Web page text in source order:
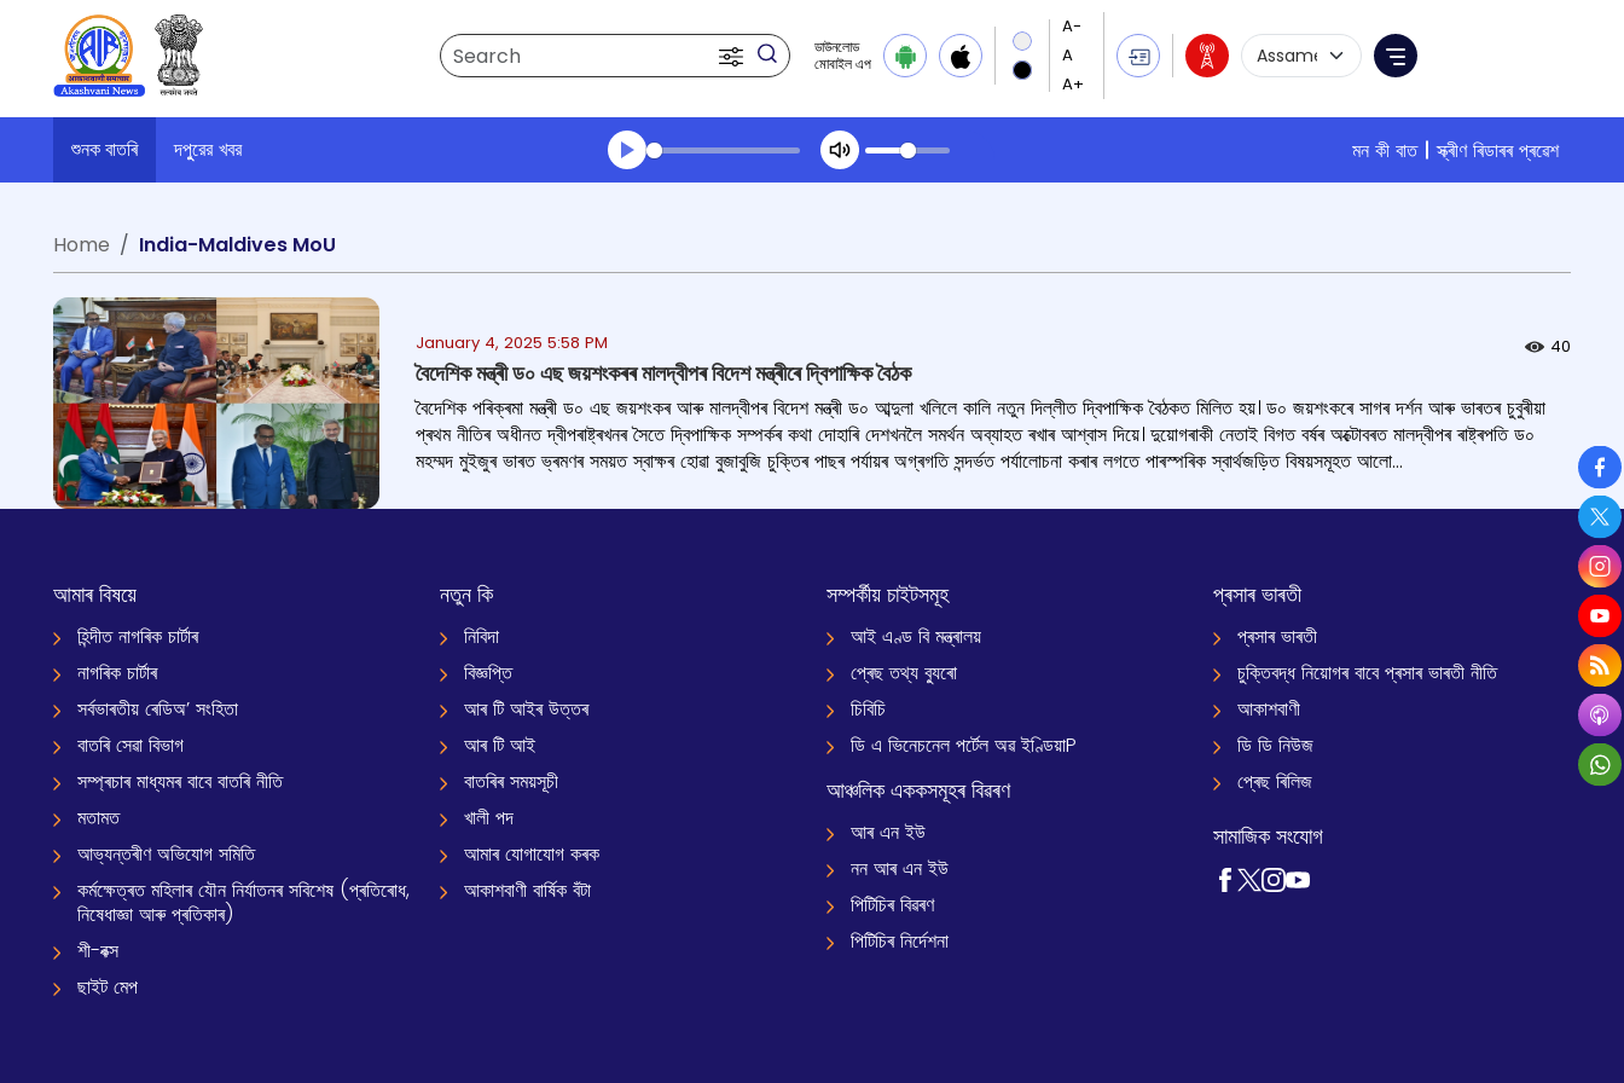
Search
ডাউনলোড
মোবাইল এপ
Language Selection
Menu
শুনক বাতৰি দপুুরের খবর মন কী বাত
স্ক্ৰীণ ৰিডাৰৰ প্ৰৱেশ
Transcript summary
Home
India-Maldives MoU
January 4, 2025 5:58 PM 40
বৈদেশিক মন্ত্ৰী ড০ এছ জয়শংকৰৰ মালদ্বীপৰ বিদেশ মন্ত্ৰীৰে দ্বিপাক্ষিক বৈঠক
বৈদেশিক পৰিক্ৰমা মন্ত্ৰী ড০ এছ জয়শংকৰ আৰু মালদ্বীপৰ বিদেশ মন্ত্ৰী ড০ আব্দুলা খলিলে কালি নতুন দিল্লীত দ্বিপাক্ষিক বৈঠকত মিলিত হয়। ড০ জয়শংকৰে সাগৰ দৰ্শন আৰু ভাৰতৰ চুবুৰীয়া
প্ৰথম নীতিৰ অধীনত দ্বীপৰাষ্ট্ৰখনৰ সৈতে দ্বিপাক্ষিক সম্পৰ্কৰ কথা দোহাৰি দেশখনলৈ সমৰ্থন অব্যাহত ৰখাৰ আশ্বাস দিয়ে। দুয়োগৰাকী নেতাই বিগত বৰ্ষৰ অক্টোবৰত মালদ্বীপৰ ৰাষ্ট্ৰপতি ড০
মহম্মদ মুইজুৰ ভাৰত ভ্ৰমণৰ সময়ত স্বাক্ষৰ হোৱা বুজাবুজি চুক্তিৰ পাছৰ পৰ্যায়ৰ অগ্ৰগতি সন্দৰ্ভত পর্যালোচনা কৰাৰ লগতে পাৰস্পৰিক স্বার্থজড়িত বিষয়সমূহত আলো...
আমাৰ বিষয়ে
হিন্দীত নাগৰিক চাৰ্টাৰ
নাগৰিক চাৰ্টাৰ
সৰ্বভাৰতীয় ৰেডিঅ’ সংহিতা
বাতৰি সেৱা বিভাগ
সম্প্ৰচাৰ মাধ্যমৰ বাবে বাতৰি নীতি
মতামত
আভ্যন্তৰীণ অভিযোগ সমিতি
কৰ্মক্ষেত্ৰত মহিলাৰ যৌন নিৰ্যাতনৰ সবিশেষ (প্ৰতিৰোধ,
নিষেধাজ্ঞা আৰু প্ৰতিকাৰ)
শী-বক্স
ছাইট মেপ
নতুন কি
নিবিদা
বিজ্ঞপ্তি
আৰ টি আইৰ উত্তৰ
আৰ টি আই
বাতৰিৰ সময়সূচী
খালী পদ
আমাৰ যোগাযোগ কৰক
আকাশবাণী বাৰ্ষিক বঁটা
সম্পৰ্কীয় চাইটসমূহ
আই এণ্ড বি মন্ত্ৰালয়
প্ৰেছ তথ্য ব্যুৰো
চিবিচি
ডি এ ভিনেচনেল পৰ্টেল অৱ ইণ্ডিয়াP
আঞ্চলিক এককসমূহৰ বিৱৰণ
আৰ এন ইউ
নন আৰ এন ইউ
পিটিচিৰ বিৱৰণ
পিটিচিৰ নিৰ্দেশনা
প্ৰসাৰ ভাৰতী
প্ৰসাৰ ভাৰতী
চুক্তিবদ্ধ নিয়োগৰ বাবে প্ৰসাৰ ভাৰতী নীতি
আকাশবাণী
ডি ডি নিউজ
প্ৰেছ ৰিলিজ
সামাজিক সংযোগ